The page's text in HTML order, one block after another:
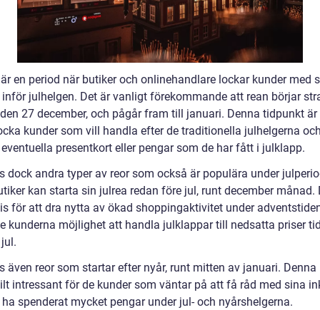
en period när butiker och onlinehandlare lockar kunder med
julhelgen. Det är vanligt förekommande att rean börjar
27 december, och pågår fram till januari. Denna tidpunkt
kunder som vill handla efter de traditionella julhelgerna
presentkort eller pengar som de har fått i julklapp.
dock andra typer av reor som också är populära under
kan starta sin julrea redan före jul, runt december månad.
för att dra nytta av ökad shoppingaktivitet under
kunderna möjlighet att handla julklappar till nedsatta priser
även reor som startar efter nyår, runt mitten av januari. Denna
intressant för de kunder som väntar på att få råd med sina
spenderat mycket pengar under jul- och nyårshelgerna.